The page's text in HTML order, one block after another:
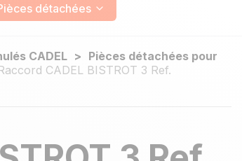
détachées
CADEL
Pièces détachées pour
CADEL BISTROT 3 Ref.